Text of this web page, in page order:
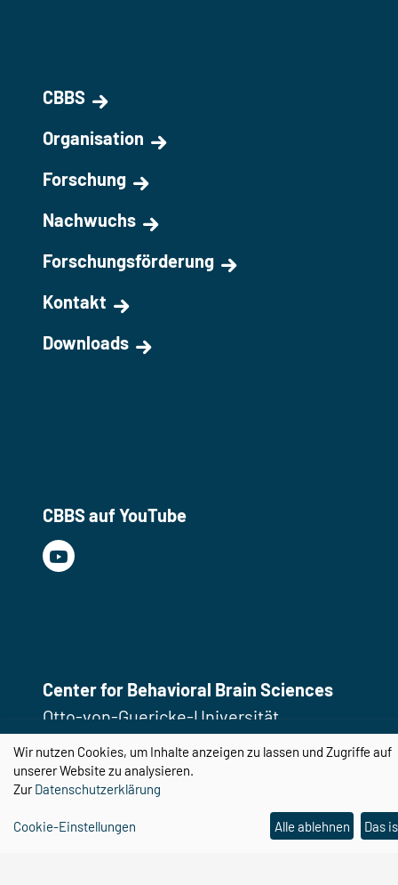
CBBS
Organisation
Forschung
Nachwuchs
Forschungsförderung
Kontakt
Downloads
CBBS auf YouTube
Center for Behavioral Brain Sciences
Otto-von-Guericke-Universität
Magdeburg
Universitätsplatz 2
39106 Magdeburg
Wir nutzen Cookies, um Inhalte anzeigen zu lassen und Zugriffe auf
unserer Website zu analysieren.
ZurDatenschutzerklärung
Cookie-Einstellungen Alle ablehnen Das